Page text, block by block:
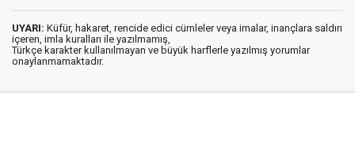
UYARI: Küfür, hakaret, rencide edici cümleler veya imalar, inançlara saldırı
içeren, imla kuralları ile yazılmamış,
Türkçe karakter kullanılmayan ve büyük harflerle yazılmış yorumlar
onaylanmamaktadır.